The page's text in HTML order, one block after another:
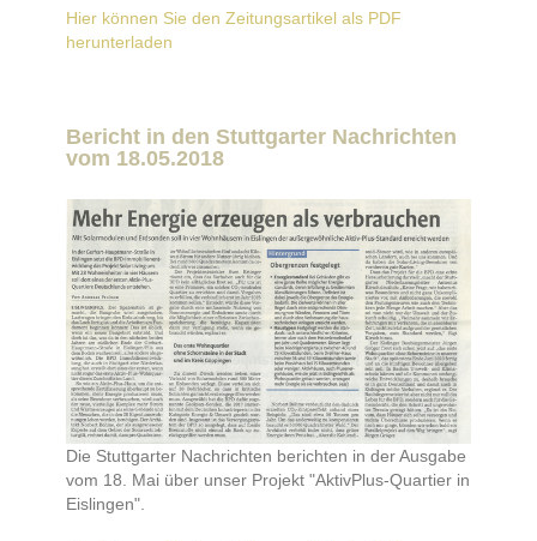
Hier können Sie den Zeitungsartikel als PDF
herunterladen
Bericht in den Stuttgarter Nachrichten
vom 18.05.2018
Die Stuttgarter Nachrichten berichten in der Ausgabe
vom 18. Mai über unser Projekt "AktivPlus-Quartier in
Eislingen".